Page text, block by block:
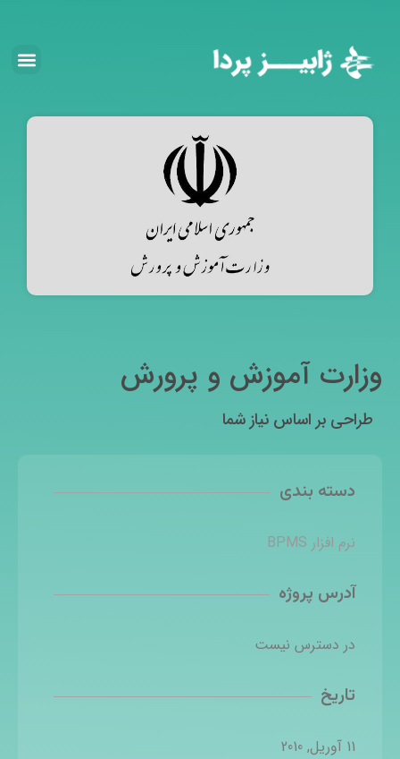
وزارت آموزش و پرورش
طراحی بر اساس نیاز شما
دسته بندی
نرم افزار BPMS
آدرس پروژه
در دسترس نیست
تاریخ
11 آوریل, 2010